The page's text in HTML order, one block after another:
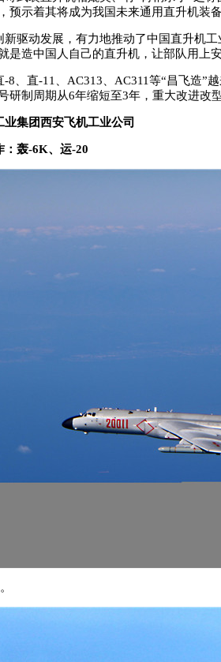
预示着其将成为我国未来通用直升机装
新驱动发展，有力地推动了中国直升机
是造中国人自己的直升机，让部队用上
-8、直-11、AC313、AC311等“昌飞造”
研制周期从6年缩短至3年，重大改进改
业集团西安飞机工业公司
：轰-6K、运-20